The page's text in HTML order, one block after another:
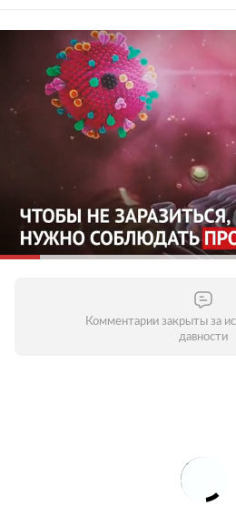
Старайтесь не выходить из
необходимости
Зачем это нужно?Вирус
общественных местах —
Домашний режим особенно
людям старше 65 лет и тем,
хроническими
воздержаться от личного
бабушками и дедушками и
вообще. Старайтесь
уберечь пожилых людей от
близко, то можете заразиться
вдыхании воздуха.
Комментарии закрыты за
давности